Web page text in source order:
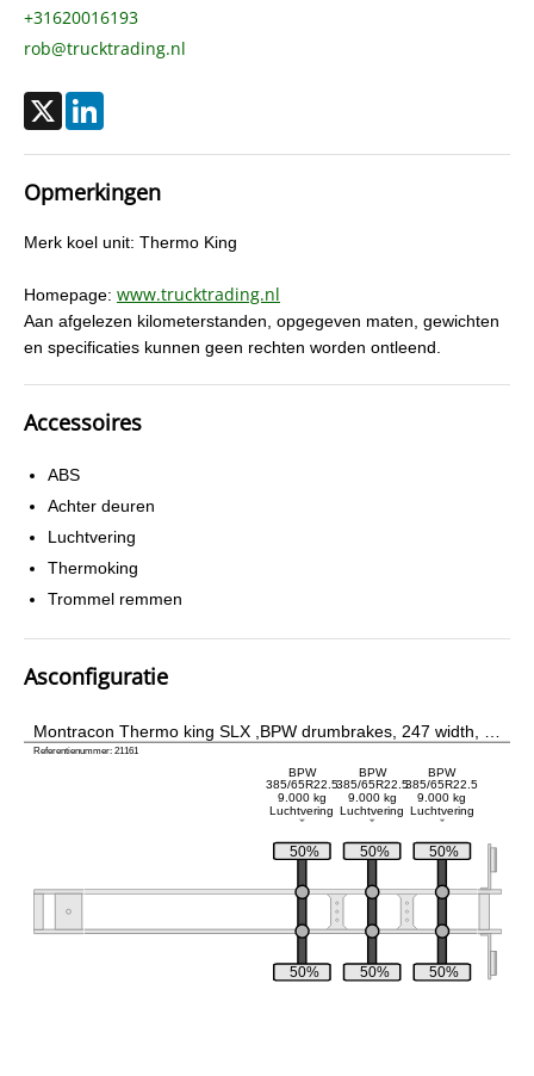
+31620016193
rob@trucktrading.nl
Opmerkingen
Merk koel unit: Thermo King
Homepage: www.trucktrading.nl
Aan afgelezen kilometerstanden, opgegeven maten, gewichten
en specificaties kunnen geen rechten worden ontleend.
Accessoires
ABS
Achter deuren
Luchtvering
Thermoking
Trommel remmen
Asconfiguratie
Montracon Thermo king SLX ,BPW drumbrakes, 247 width, …
Referentienummer: 21161
BPW
385/65R22.5
9.000 kg
Luchtvering
BPW
385/65R22.5
9.000 kg
Luchtvering
BPW
385/65R22.5
9.000 kg
Luchtvering
50%
50%
50%
50%
50%
50%